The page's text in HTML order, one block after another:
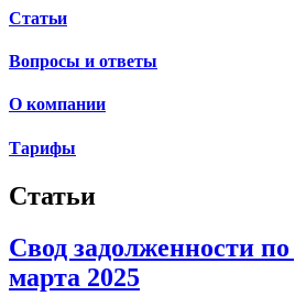
Статьи
Вопросы и ответы
О компании
Тарифы
Статьи
Свод задолженности
марта 2025